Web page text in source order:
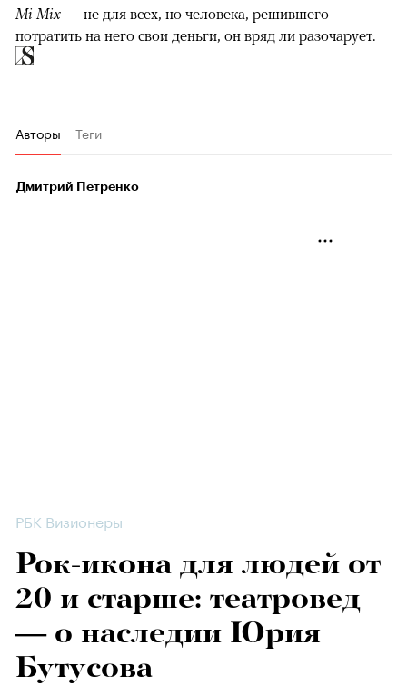
Mi Mix — не для всех, но человека, решившего
потратить на него свои деньги, он вряд ли разочарует.
Авторы Теги
Дмитрий Петренко
РБК Визионеры
Рок-икона для людей от
20 и старше: театровед
— о наследии Юрия
Бутусова